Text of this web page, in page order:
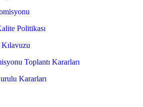
Politikası
Toplantı Kararları
Kararları